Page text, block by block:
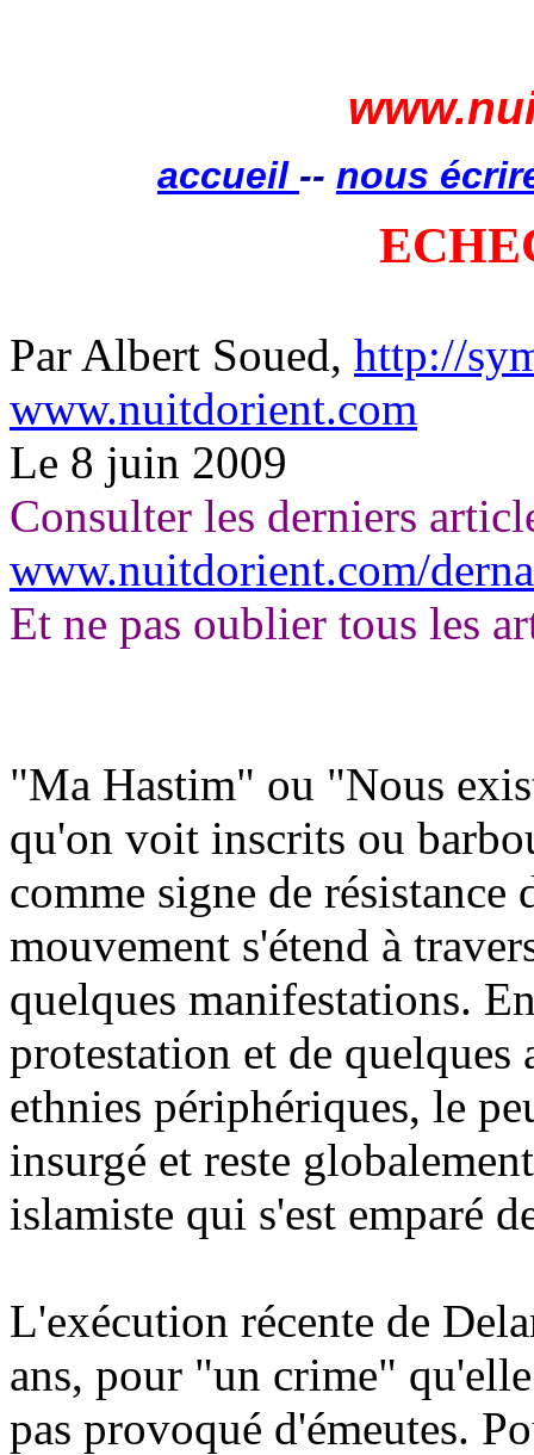
accueil -- nous
Par Albert Soued, http://
www.nuitdorient.com
Le 8 juin 2009
Consulter les derniers
www.nuitdorient.com/
Et ne pas oublier tous les
"Ma Hastim" ou "Nous
qu'on voit inscrits ou
comme signe de
mouvement s'étend à
quelques manifestations.
protestation et de quelques
ethnies périphériques, le
insurgé et reste
islamiste qui s'est emparé
L'exécution récente de
ans, pour "un crime"
pas provoqué d'émeutes.